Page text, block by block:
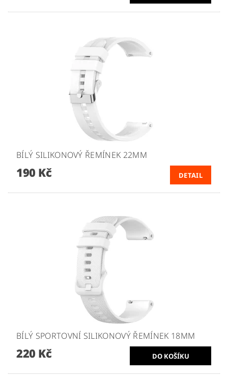
BÍLÝ SILIKONOVÝ ŘEMÍNEK 22MM
190 Kč DETAIL
BÍLÝ SPORTOVNÍ SILIKONOVÝ ŘEMÍNEK 18MM
220 Kč